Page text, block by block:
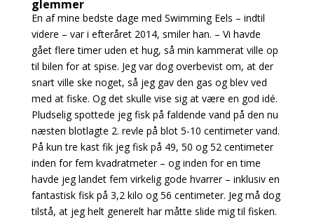
glemmer
En af mine bedste dage med Swimming Eels – indtil
videre – var i efteråret 2014, smiler han. – Vi havde
gået flere timer uden et hug, så min kammerat ville op
til bilen for at spise. Jeg var dog overbevist om, at der
snart ville ske noget, så jeg gav den gas og blev ved
med at fiske. Og det skulle vise sig at være en god idé.
Pludselig spottede jeg fisk på faldende vand på den nu
næsten blotlagte 2. revle på blot 5-10 centimeter vand.
På kun tre kast fik jeg fisk på 49, 50 og 52 centimeter
inden for fem kvadratmeter – og inden for en time
havde jeg landet fem virkelig gode hvarrer – inklusiv en
fantastisk fisk på 3,2 kilo og 56 centimeter. Jeg må dog
tilstå, at jeg helt generelt har måtte slide mig til fisken.